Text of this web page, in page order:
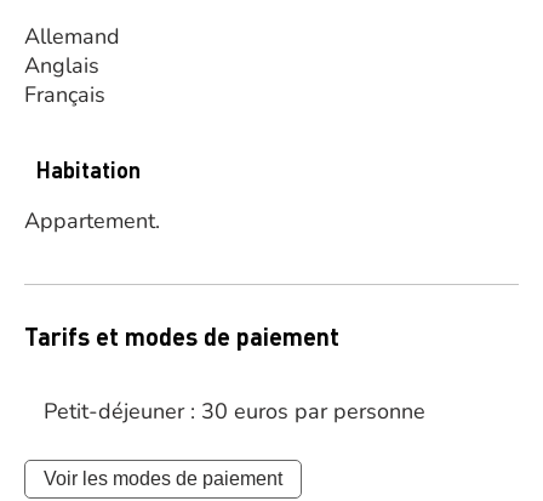
Allemand
Anglais
Français
Habitation
Appartement.
Tarifs et modes de paiement
Petit-déjeuner : 30 euros par personne
Voir les modes de paiement